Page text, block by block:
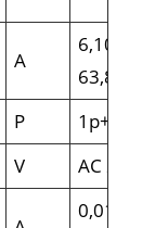
A
63,80a
P
1p+n,
V AC 230,
0,01,